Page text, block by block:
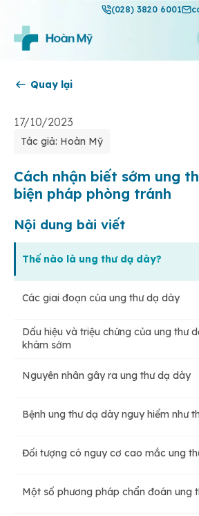
(028) 3820 6001
Thuận Mỹ
Quay lại
17/10/2023
Tác giả: Hoàn Mỹ
Cách nhận biết sớm ung
biện pháp phòng tránh
Nội dung bài viết
Thế nào là ung thư dạ dày?
Các giai đoạn của ung thư dạ dày
Dấu hiệu và triệu chứng của ung thư
khám sớm
Ung thư dạ dày giai đoạn đầu
Nguyên nhân gây ra ung thư dạ dày
Bệnh ung thư dạ dày nguy hiểm như
Đối tượng có nguy cơ cao mắc ung
Một số phương pháp chẩn đoán ung